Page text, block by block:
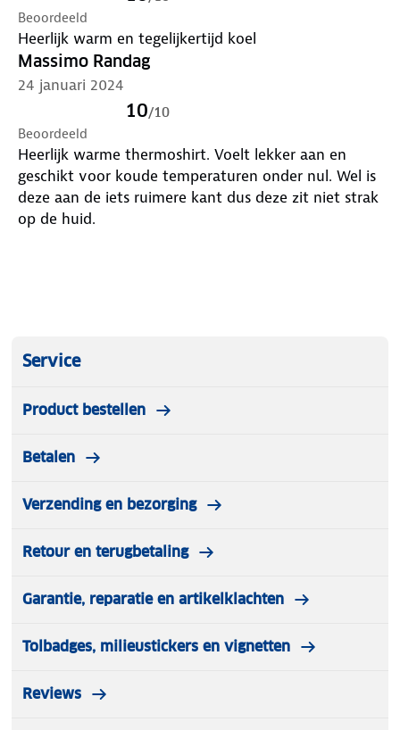
Beoordeeld
Heerlijk warm en tegelijkertijd koel
Massimo Randag
24 januari 2024
10/10
Beoordeeld
Heerlijk warme thermoshirt. Voelt lekker aan en
geschikt voor koude temperaturen onder nul. Wel is
deze aan de iets ruimere kant dus deze zit niet strak
op de huid.
Service
Product bestellen
Betalen
Verzending en bezorging
Retour en terugbetaling
Garantie, reparatie en artikelklachten
Tolbadges, milieustickers en vignetten
Reviews